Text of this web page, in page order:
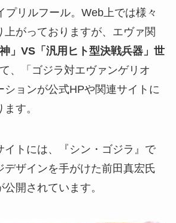
プリルフール。Web上では様々
上がっておりますが、エヴァ関
」VS「汎用ヒト型決戦兵器」世
、「ゴジラ対エヴァンゲリオ
ションが公式HPや関連サイトに
す。
イトには、『シン・ゴジラ』で
デザインを手がけた前田真宏氏
開されています。